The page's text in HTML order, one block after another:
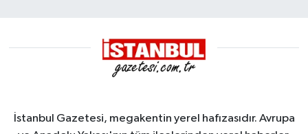
İstanbul Gazetesi, megakentin yerel hafızasıdır. Avrupa